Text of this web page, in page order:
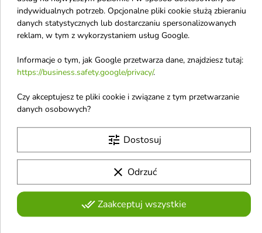
Kosmetyki do makijażu brwi
Cienie do brwi
Maxineczka Paleta
cieni do brwi 7,5 g
Pokazano 1-3 z 3 pozycji
indywidualnych potrzeb. Opcjonalne pliki cookie służą zbieraniu
danych statystycznych lub dostarczaniu spersonalizowanych
reklam, w tym z wykorzystaniem usług Google.
Informacje o tym, jak Google przetwarza dane, znajdziesz tutaj:
https://business.safety.google/privacy/.
Czy akceptujesz te pliki cookie i związane z tym przetwarzanie
danych osobowych?
tune Dostosuj
clear Odrzuć
done_allZaakceptuj wszystkie